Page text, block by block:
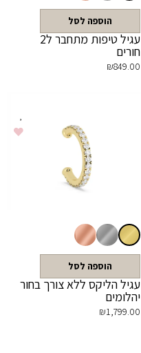
הוספה לסל
עגיל טיפות מתחבר ל2
חורים
₪849.00
הוספה לסל
עגיל הליקס ללא צורך בחור
יהלומים
₪1,799.00